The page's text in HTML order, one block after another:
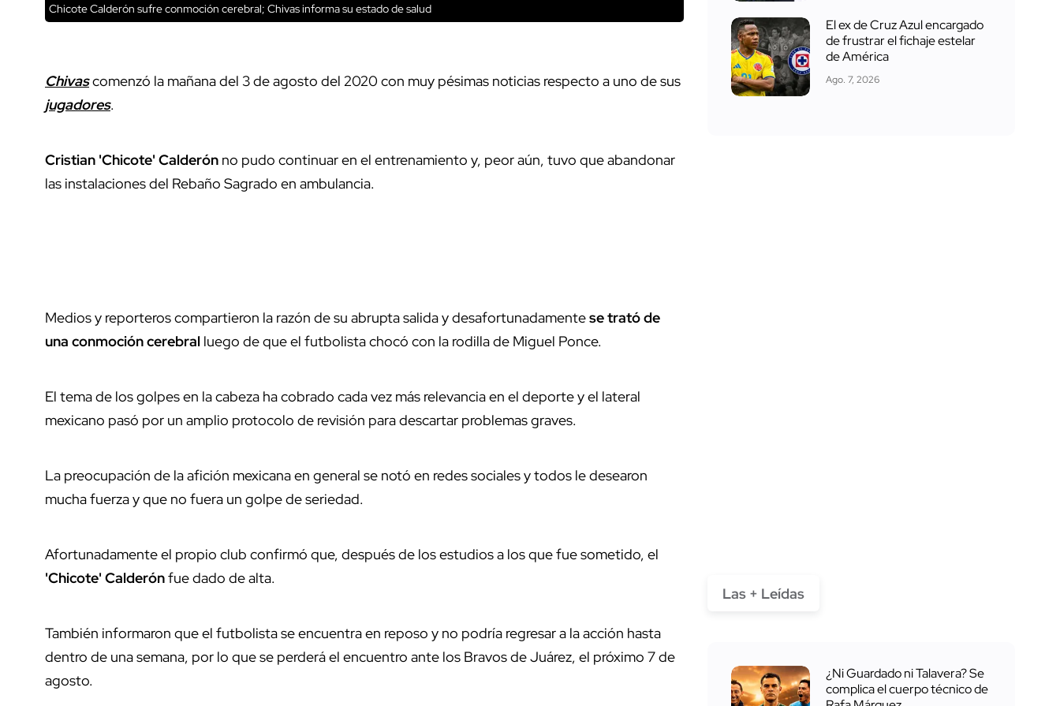
Chicote Calderón sufre conmoción cerebral; Chivas informa su estado de salud
Chivascomenzó la mañana del 3 de agosto del 2020 con muy pésimas noticias respecto a uno de sus
jugadores.
Cristian 'Chicote' Calderón no pudo continuar en el entrenamiento y, peor aún, tuvo que abandonar
las instalaciones del Rebaño Sagrado en ambulancia.
Medios y reporteros compartieron la razón de su abrupta salida y desafortunadamentese trató de
una conmoción cerebral luego de que el futbolista chocó con la rodilla de Miguel Ponce.
El tema de los golpes en la cabeza ha cobrado cada vez más relevancia en el deporte y el lateral
mexicano pasó por un amplio protocolo de revisión para descartar problemas graves.
La preocupación de la afición mexicana en general se notó en redes sociales y todos le desearon
mucha fuerza y que no fuera un golpe de seriedad.
Afortunadamente el propio club confirmó que, después de los estudios a los que fue sometido, el
'Chicote' Calderónfue dado de alta.
También informaron que el futbolista se encuentra en reposo y no podría regresar a la acción hasta
dentro de una semana, por lo que se perderá el encuentro ante los Bravos de Juárez, el próximo 7 de
agosto.
El ex de Cruz Azul encargado
de frustrar el fichaje estelar
de América
Ago. 7, 2026
Las + Leídas
¿Ni Guardado ni Talavera? Se
complica el cuerpo técnico de